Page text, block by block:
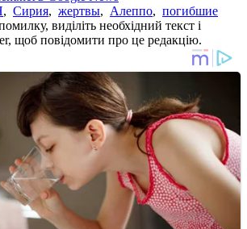
, Сирия, жертвы, Алеппо, погибшие
виділіть необхідний текст і
щоб повідомити про це редакцію.